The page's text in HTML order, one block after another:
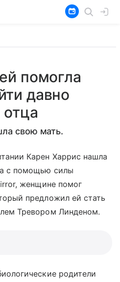
помогла
давно
отца
свою мать.
Карен Харрис нашла
с помощью силы
женщине помог
предложил ей стать
Тревором Линденом.
родители